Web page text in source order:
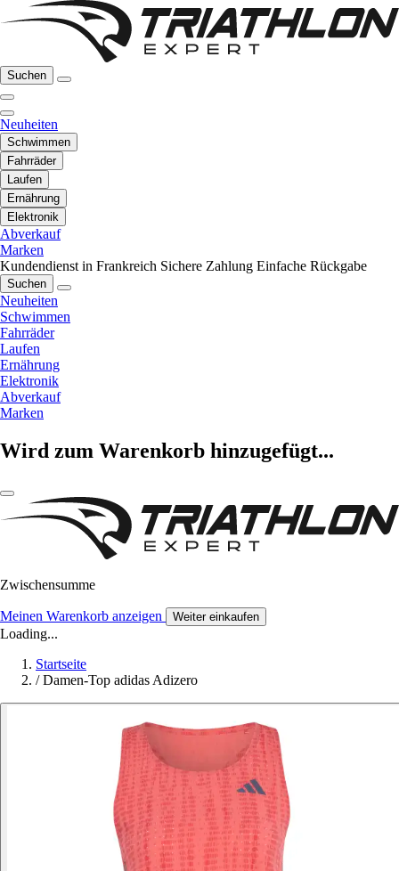
Suchen
Neuheiten
Schwimmen
Fahrräder
Laufen
Ernährung
Elektronik
Abverkauf
Marken
Kundendienst in Frankreich Sichere Zahlung Einfache Rückgabe
Suchen
Neuheiten
Schwimmen
Fahrräder
Laufen
Ernährung
Elektronik
Abverkauf
Marken
Wird zum Warenkorb hinzugefügt...
Zwischensumme
Meinen Warenkorb anzeigen Weiter einkaufen
Loading...
Startseite
/ Damen-Top adidas Adizero